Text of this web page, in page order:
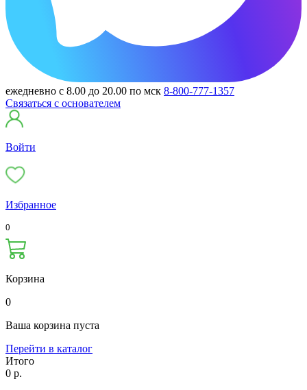
ежедневно с 8.00 до 20.00 по мск 8-800-777-1357
Связаться с основателем
Войти
Избранное
0
Корзина
0
Ваша корзина пуста
Перейти в каталог
Итого
0 р.